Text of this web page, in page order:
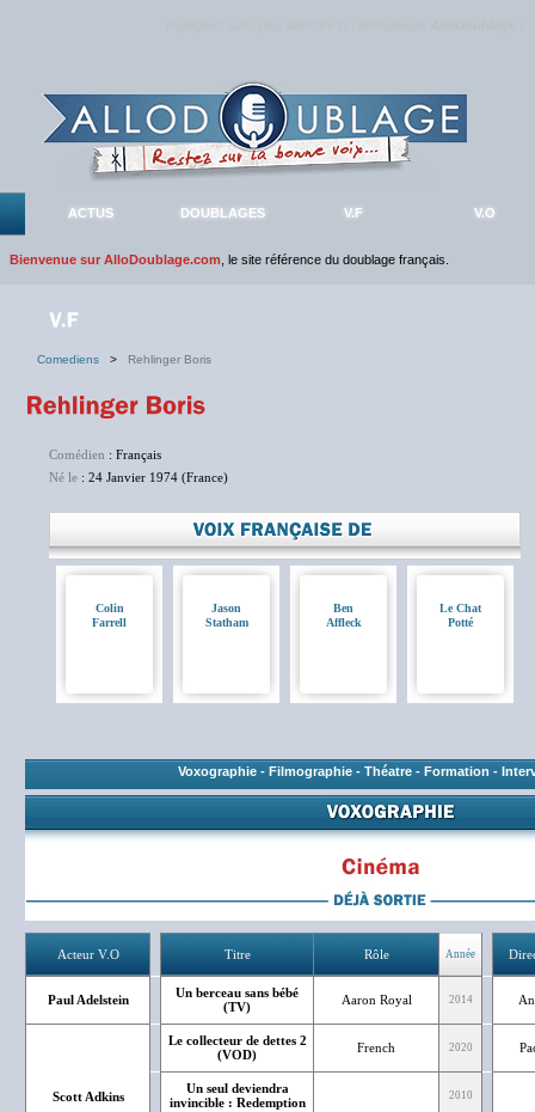
ACTUS DOUBLAGES V.F V.O
Bienvenue sur AlloDoublage.com , le site référence du doublage français.
Comediens > Rehlinger Boris
Comédien : Français
Né le : 24 Janvier 1974 (France)
Colin
Farrell
Jason
Statham
Ben
Affleck
Le Chat
Potté
Voxographie - Filmographie - Théatre - Formation -
Acteur V.O Titre Rôle Année
Paul Adelstein
Un berceau sans bébé
(TV)
Aaron Royal 2014
Scott Adkins
Le collecteur de dettes 2
(VOD)
French 2020
Un seul deviendra
invincible : Redemption
2010